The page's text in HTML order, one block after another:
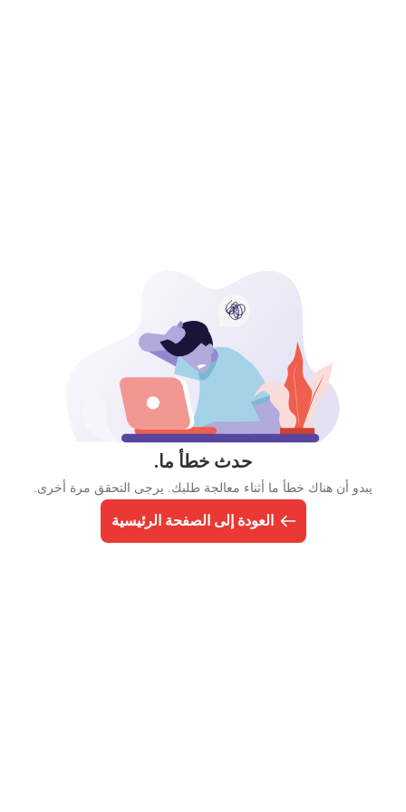
حدث خطأ ما.
يبدو أن هناك خطأ ما أثناء معالجة طلبك. يرجى التحقق مرة أخرى.
العودة إلى الصفحة الرئيسية